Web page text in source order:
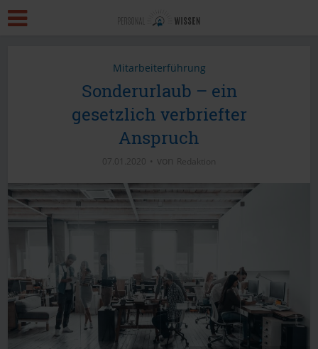
Mitarbeiterführung
Sonderurlaub – ein
gesetzlich verbriefter
Anspruch
07.01.2020 von Redaktion